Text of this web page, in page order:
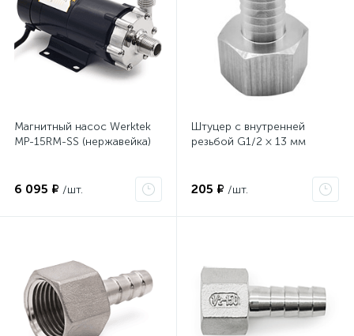
Магнитный насос Werktek
MP-15RM-SS (нержавейка)
6 095 ₽ /шт.
Штуцер с внутренней
резьбой G1/2 × 13 мм
205 ₽ /шт.